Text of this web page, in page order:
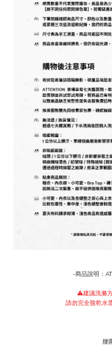
-商品說明：
⚠️建議洗滌
請勿完全脫乾水
腰